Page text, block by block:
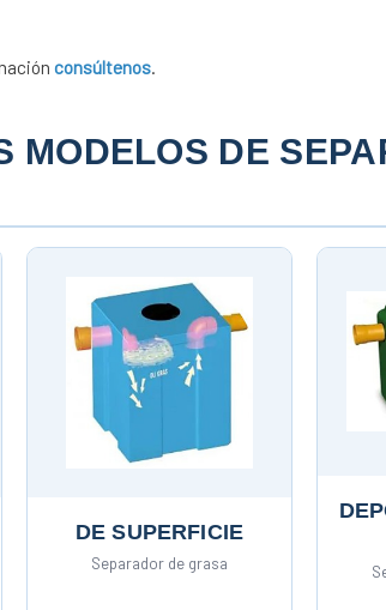
consúltenos
MODELOS DE
DE SUPERFICIE
Separador de grasa